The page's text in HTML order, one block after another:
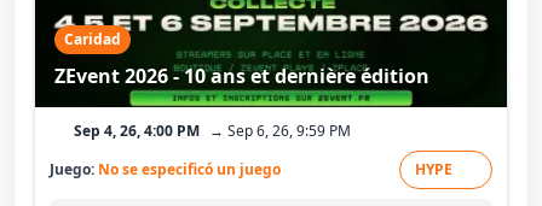
Caridad
ZEvent 2026 - 10 ans et dernière édition
Sep 4, 26, 4:00 PM → Sep 6, 26, 9:59 PM
Juego: No se especificó un juego HYPE